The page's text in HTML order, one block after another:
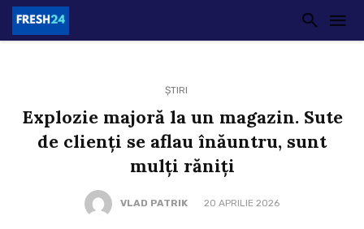
ȘTIRI
Explozie majoră la un magazin. Sute
de clienți se aflau înăuntru, sunt
mulți răniți
VLAD PATRIK 20 APRILIE 2026